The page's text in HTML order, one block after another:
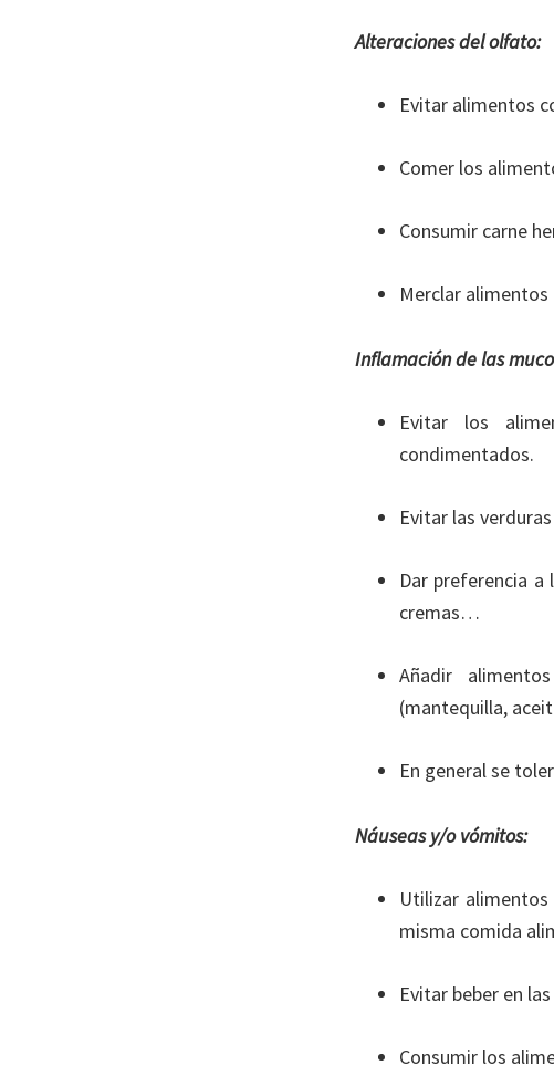
Alteraciones del olfato:
Evitar alimentos
Comer los
Consumir carne
Merclar
Inflamación de las
Evitar los
condimentados.
Evitar las
Dar preferencia
cremas…
Añadir
(mantequilla,
En general se
Náuseas y/o vómitos:
Utilizar
misma comida
Evitar beber en
Consumir los